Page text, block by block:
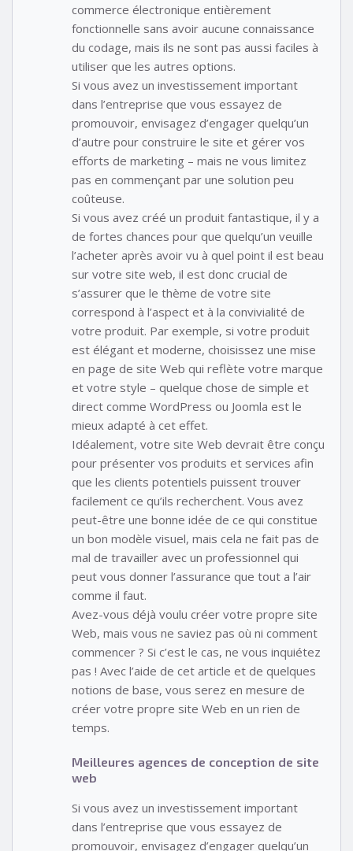
commerce électronique entièrement
fonctionnelle sans avoir aucune connaissance
du codage, mais ils ne sont pas aussi faciles à
utiliser que les autres options.
Si vous avez un investissement important
dans l’entreprise que vous essayez de
promouvoir, envisagez d’engager quelqu’un
d’autre pour construire le site et gérer vos
efforts de marketing – mais ne vous limitez
pas en commençant par une solution peu
coûteuse.
Si vous avez créé un produit fantastique, il y a
de fortes chances pour que quelqu’un veuille
l’acheter après avoir vu à quel point il est beau
sur votre site web, il est donc crucial de
s’assurer que le thème de votre site
correspond à l’aspect et à la convivialité de
votre produit. Par exemple, si votre produit
est élégant et moderne, choisissez une mise
en page de site Web qui reflète votre marque
et votre style – quelque chose de simple et
direct comme WordPress ou Joomla est le
mieux adapté à cet effet.
Idéalement, votre site Web devrait être conçu
pour présenter vos produits et services afin
que les clients potentiels puissent trouver
facilement ce qu’ils recherchent. Vous avez
peut-être une bonne idée de ce qui constitue
un bon modèle visuel, mais cela ne fait pas de
mal de travailler avec un professionnel qui
peut vous donner l’assurance que tout a l’air
comme il faut.
Avez-vous déjà voulu créer votre propre site
Web, mais vous ne saviez pas où ni comment
commencer ? Si c’est le cas, ne vous inquiétez
pas ! Avec l’aide de cet article et de quelques
notions de base, vous serez en mesure de
créer votre propre site Web en un rien de
temps.
Meilleures agences de conception de site
web
Si vous avez un investissement important
dans l’entreprise que vous essayez de
promouvoir, envisagez d’engager quelqu’un